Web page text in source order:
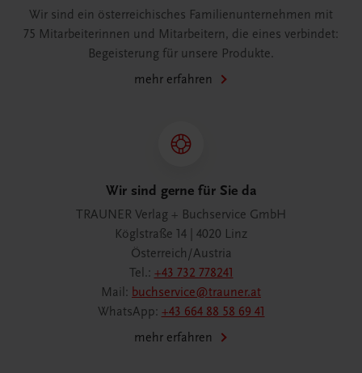
Wir sind ein österreichisches Familienunternehmen mit
75 Mitarbeiterinnen und Mitarbeitern, die eines verbindet:
Begeisterung für unsere Produkte.
mehr erfahren
Wir sind gerne für Sie da
TRAUNER Verlag + Buchservice GmbH
Köglstraße 14 | 4020 Linz
Österreich/Austria
Tel.: +43 732 778241
Mail: buchservice@trauner.at
WhatsApp: +43 664 88 58 69 41
mehr erfahren